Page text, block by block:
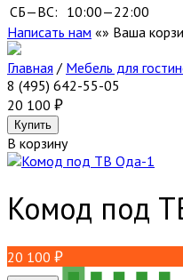
СБ—ВС: 10:00—22:00
Написать нам
Ваша
Главная / Мебель для
8 (495) 642-55-05
20 100
В корзину
Комод под
20 100